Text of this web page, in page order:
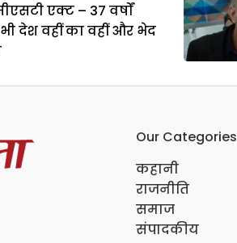
एक्ट – 37 वर्षों
देश वहीं का वहीं और भेद
Our Categories
कहानी
राजनीति
समाज
संपादकीय